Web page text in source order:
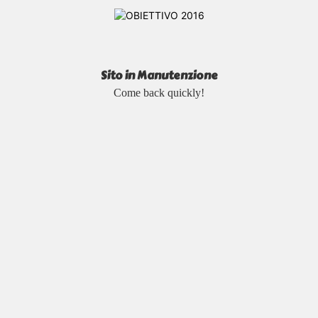
Sito in Manutenzione
Come back quickly!